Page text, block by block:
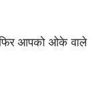
आपको ओके वाले